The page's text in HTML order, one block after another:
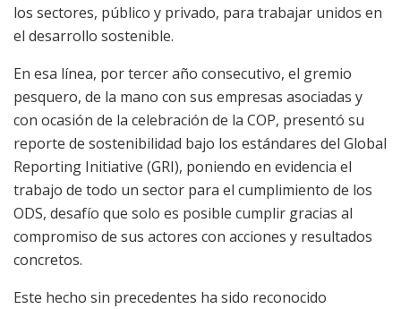
los sectores, público y privado, para trabajar unidos en
el desarrollo sostenible.
En esa línea, por tercer año consecutivo, el gremio
pesquero, de la mano con sus empresas asociadas y
con ocasión de la celebración de la COP, presentó su
reporte de sostenibilidad bajo los estándares del Global
Reporting Initiative (GRI), poniendo en evidencia el
trabajo de todo un sector para el cumplimiento de los
ODS, desafío que solo es posible cumplir gracias al
compromiso de sus actores con acciones y resultados
concretos.
Este hecho sin precedentes ha sido reconocido